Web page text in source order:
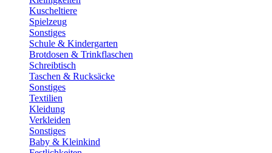
Kuscheltiere
Spielzeug
Sonstiges
Schule & Kindergarten
Brotdosen & Trinkflaschen
Schreibtisch
Taschen & Rucksäcke
Sonstiges
Textilien
Kleidung
Verkleiden
Sonstiges
Baby & Kleinkind